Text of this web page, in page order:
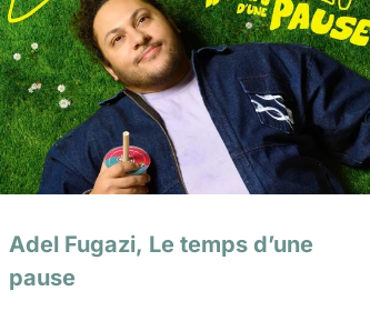
Adel Fugazi, Le temps d’une
pause